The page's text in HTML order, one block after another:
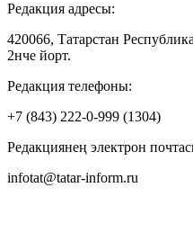
Редакция адресы:
420066, Татарстан
2нче йорт.
Редакция телефоны:
+7 (843) 222-0-999 (1304)
Редакциянең электрон
infotat@tatar-inform.ru